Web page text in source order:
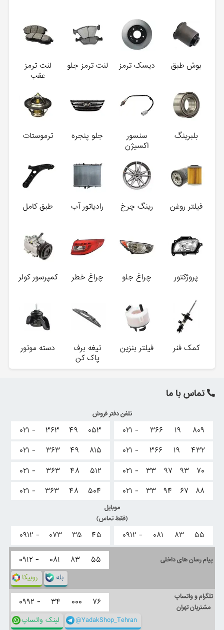
بوش طبق دیسک ترمز لنت ترمز جلو
لنت ترمز
عقب
بلبرینگ
سنسور
اکسیژن
جلو پنجره ترموستات
فیلتر روغن رینگ چرخ رادیاتور آب طبق کامل
پروژکتور چراغ جلو چراغ خطر کمپرسور کولر
کمک فنر فیلتر بنزین
تیغه برف
پاک کن
دسته موتور
تماس با ما
تلفن دفتر فروش
۰۲۱ - ۳۶۶ ۱۹
۸۰۹
۰۲۱ -
۳۶۶ ۱۹
۴۳۲
۰۲۱ -
۳۳ ۹۷ ۹۳
۷۰
۰۲۱ -
۳۳ ۹۴ ۶۷ ۸۸
۰۲۱ - ۳۶۳ ۴۹
۰۵۳
۰۲۱ -
۳۶۳ ۴۹
۸۱۵
۰۲۱ -
۳۶۳ ۴۸
۵۱۲
۰۲۱ -
۳۶۳ ۴۸ ۵۰۴
موبایل
(فقط تماس)
۰۹۱۲ - ۰۸۱ ۸۳ ۵۵ ۰۹۱۲ - ۰۷۳ ۳۵ ۴۵
پیام رسان های داخلی ۰۹۱۲ - ۰۸۱ ۸۳ ۵۵
روبیکا بله
تلگرام و واتساپ
مشتریان تهران
۰۹۹۲ - ۳۴ ۰۰۰ ۷۶
لینک واتساپ @YadakShop_Tehran